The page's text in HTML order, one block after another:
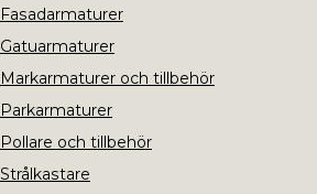
Fasadarmaturer
Gatuarmaturer
Markarmaturer och tillbehör
Parkarmaturer
Pollare och tillbehör
Strålkastare